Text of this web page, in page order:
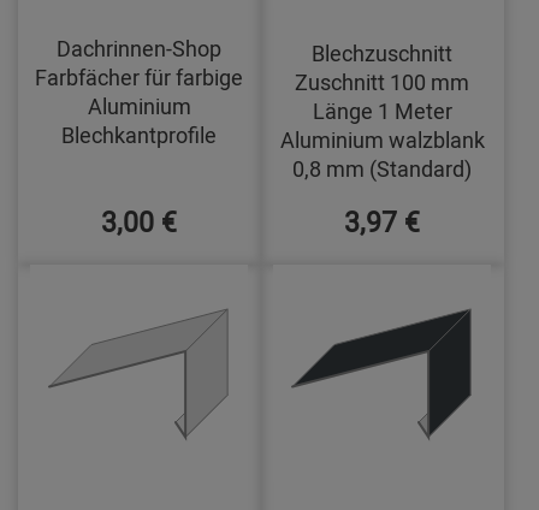
Dachrinnen-Shop
Farbfächer für farbige
Aluminium
Blechkantprofile
3,00 €
Blechzuschnitt
Zuschnitt 100 mm
Länge 1 Meter
Aluminium walzblank
0,8 mm (Standard)
3,97 €